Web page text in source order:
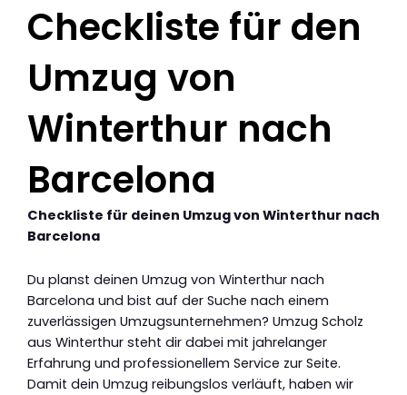
Checkliste für den
Umzug von
Winterthur nach
Barcelona
Checkliste für deinen Umzug von Winterthur nach
Barcelona
Du planst deinen Umzug von Winterthur nach
Barcelona und bist auf der Suche nach einem
zuverlässigen Umzugsunternehmen? Umzug Scholz
aus Winterthur steht dir dabei mit jahrelanger
Erfahrung und professionellem Service zur Seite.
Damit dein Umzug reibungslos verläuft, haben wir